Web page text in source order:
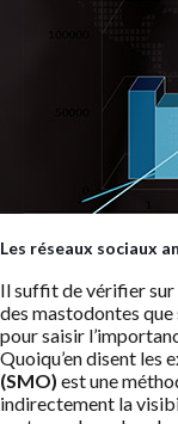
Les réseaux sociaux
Il suffit de vérifier sur
des mastodontes
pour saisir
Quoiqu’en disent les
(SMO) est une
indirectement la